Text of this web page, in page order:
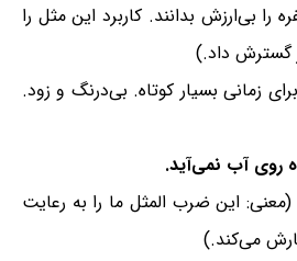
بی‌ارزش بدانند. کاربرد این مثل را
گسترش داد.)
زمانی بسیار کوتاه. بی‌درنگ و زود.
روی آب نمی‌آید.
(معنی: این ضرب المثل ما را به رعایت
می‌کند.)